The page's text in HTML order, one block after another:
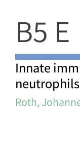
B5 E
Innate
Roth,